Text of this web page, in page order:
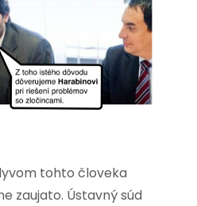
tohto človeka
zaujato. Ústavný súd